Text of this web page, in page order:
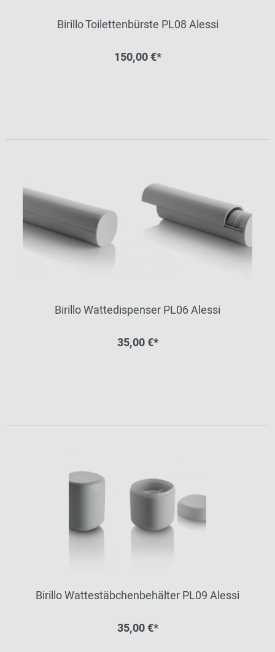
Birillo Toilettenbürste PL08 Alessi
150,00 €*
Birillo Wattedispenser PL06 Alessi
35,00 €*
Birillo Wattestäbchenbehälter PL09 Alessi
35,00 €*